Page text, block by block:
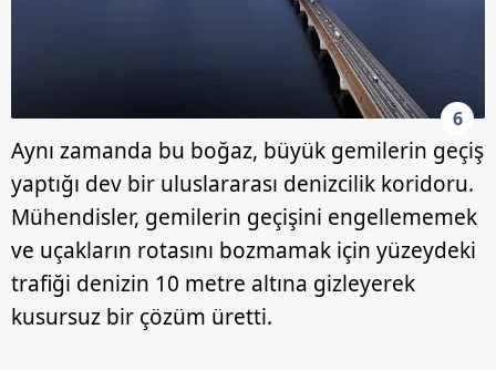
6
Aynı zamanda bu boğaz, büyük gemilerin geçiş
yaptığı dev bir uluslararası denizcilik koridoru.
Mühendisler, gemilerin geçişini engellememek
ve uçakların rotasını bozmamak için yüzeydeki
trafiği denizin 10 metre altına gizleyerek
kusursuz bir çözüm üretti.